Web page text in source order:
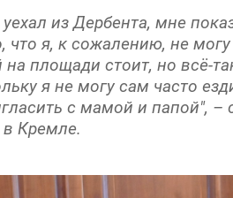
уехал из Дербента, мне
что я, к сожалению, не
площади стоит, но всё-
я не могу сам часто
с мамой и папой", –
в Кремле.